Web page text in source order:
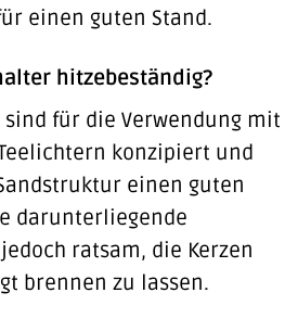
einen guten Stand.
hitzebeständig?
für die Verwendung mit
konzipiert und
einen guten
darunterliegende
ratsam, die Kerzen
brennen zu lassen.